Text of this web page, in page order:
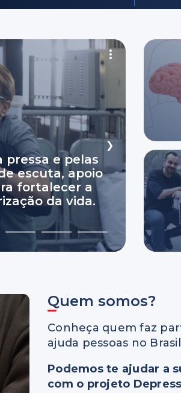
pressa e pelas
escuta, apoio
fortalecer a
da vida.
ABUSIVO
CHÁ
ao
em Bragança
UMA SAÍDA.
GOMES
por
a
UNIMED
Palestra sobre
AGIR DIANTE DELES
por
últimos dez
❯
7 8 9
Quem somos?
Conheça quem faz
ajuda pessoas no
Podemos te ajudar a
com o projeto